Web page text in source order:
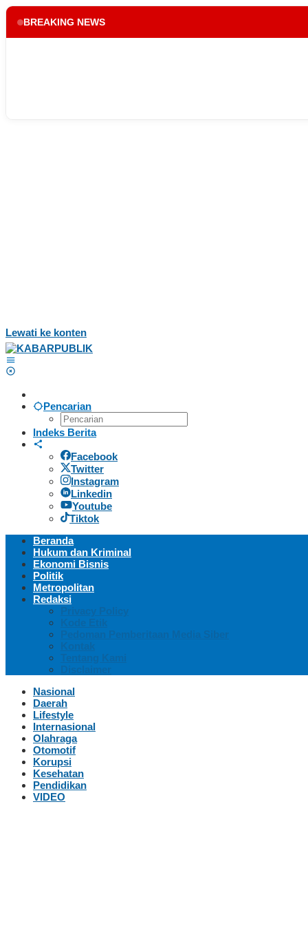
BREAKING NEWS
Lewati ke konten
Pencarian
Indeks Berita
Facebook
Twitter
Instagram
Linkedin
Youtube
Tiktok
Beranda
Hukum dan Kriminal
Ekonomi Bisnis
Politik
Metropolitan
Redaksi
Privacy Policy
Kode Etik
Pedoman Pemberitaan Media Siber
Kontak
Tentang Kami
Disclaimer
Nasional
Daerah
Lifestyle
Internasional
Olahraga
Otomotif
Korupsi
Kesehatan
Pendidikan
VIDEO